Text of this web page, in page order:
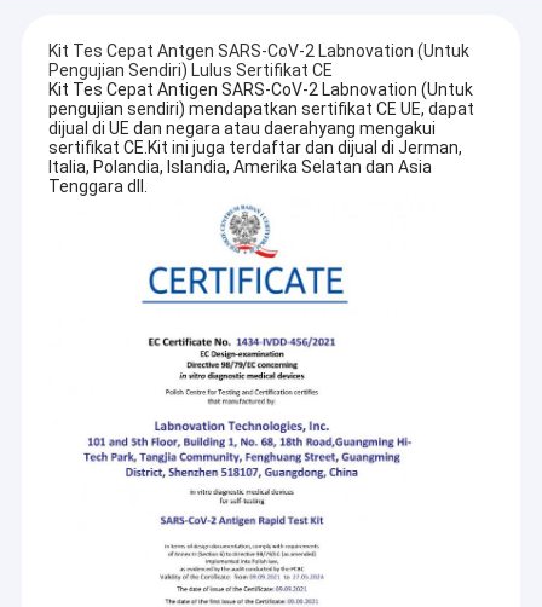
Kit Tes Cepat Antgen SARS-CoV-2 Labnovation (Untuk
Pengujian Sendiri) Lulus Sertifikat CE
Kit Tes Cepat Antigen SARS-CoV-2 Labnovation (Untuk
pengujian sendiri) mendapatkan sertifikat CE UE, dapat
dijual di UE dan negara atau daerahyang mengakui
sertifikat CE.Kit ini juga terdaftar dan dijual di Jerman,
Italia, Polandia, Islandia, Amerika Selatan dan Asia
Tenggara dll.